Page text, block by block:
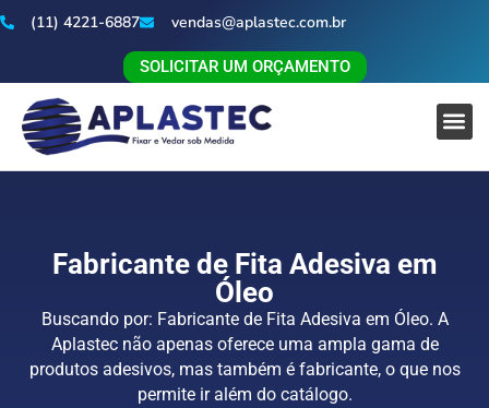
(11) 4221-6887 vendas@aplastec.com.br
SOLICITAR UM ORÇAMENTO
Fabricante de Fita Adesiva em
Óleo
Buscando por: Fabricante de Fita Adesiva em Óleo. A
Aplastec não apenas oferece uma ampla gama de
produtos adesivos, mas também é fabricante, o que nos
permite ir além do catálogo.